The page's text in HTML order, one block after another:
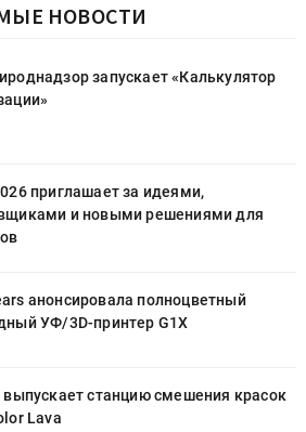
НОВОСТИ
запускает «Калькулятор
приглашает за идеями,
и новыми решениями для
анонсировала полноцветный
УФ/3D-принтер G1X
выпускает станцию смешения красок
Lava